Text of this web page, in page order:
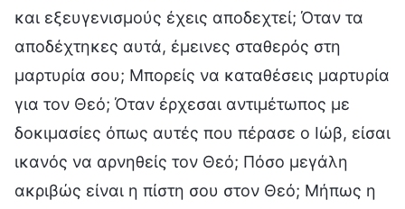
και εξευγενισμούς έχεις αποδεχτεί; Όταν τα
αποδέχτηκες αυτά, έμεινες σταθερός στη
μαρτυρία σου; Μπορείς να καταθέσεις μαρτυρία
για τον Θεό; Όταν έρχεσαι αντιμέτωπος με
δοκιμασίες όπως αυτές που πέρασε ο Ιώβ, είσαι
ικανός να αρνηθείς τον Θεό; Πόσο μεγάλη
ακριβώς είναι η πίστη σου στον Θεό; Μήπως η